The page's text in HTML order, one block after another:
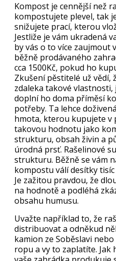
Kompost je cennější než
kompostujete plevel, tak
snižujete prací, kterou
Jestliže je vám ukradená
by vás o to více zaujmout
běžně prodávaného
cca 1500Kč, pokud ho
Zkušení pěstitelé už vědí,
zdaleka takové
doplní ho doma příměsí
potřeby. Ta lehce
hmota, kterou kupujete v
takovou hodnotu jako
strukturu, obsah živin a
úrodná prsť. Rašelinové
strukturu. Běžně se vám
kompostu válí desítky
Je zažitou pravdou, že
na hodnotě a podléhá
obsahu humusu.
Uvažte například to, že
distribuovat a odněkud
kamion ze Soběslavi
ropu a vy to zaplatíte. Jak